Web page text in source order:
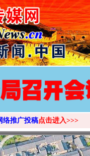
络推广投稿点击进入>>>